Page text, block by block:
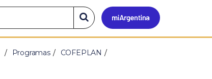
Mi
Buscar
en
el
sitio
Programas COFEPLAN